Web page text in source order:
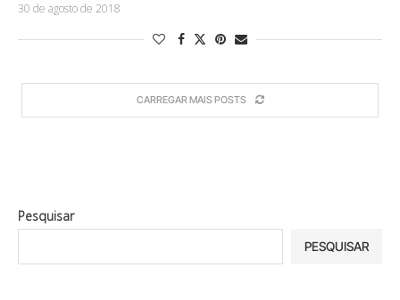
30 de agosto de 2018
CARREGAR MAIS POSTS
Pesquisar
PESQUISAR